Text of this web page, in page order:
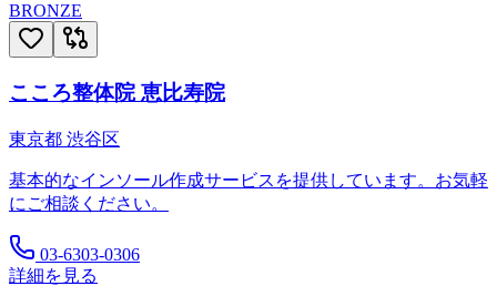
BRONZE
こころ整体院 恵比寿院
東京都 渋谷区
基本的なインソール作成サービスを提供しています。お気軽
にご相談ください。
03-6303-0306
詳細を見る